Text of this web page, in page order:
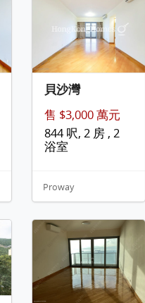
貝沙灣
售 $3,000 萬元
844 呎, 2 房 , 2
浴室
Proway